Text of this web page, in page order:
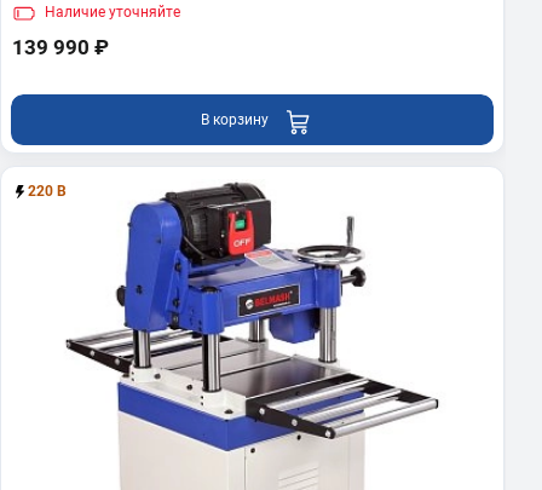
Наличие уточняйте
139 990 ₽
В корзину
220 В